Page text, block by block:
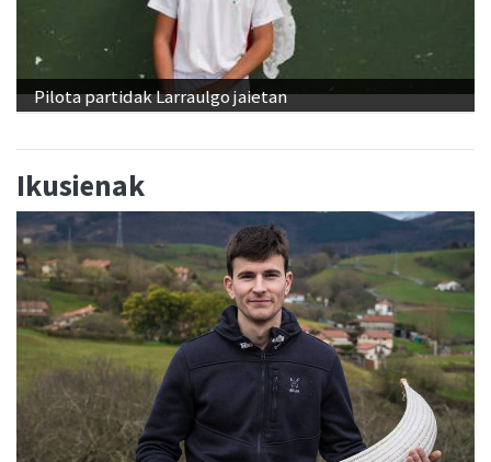
Pilota partidak Larraulgo jaietan
"Banakako Txapelketan jokatzeko nire